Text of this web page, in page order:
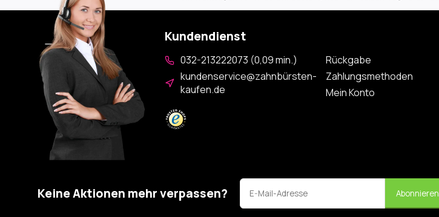
Kundendienst
032-213222073 (0,09 min.)
kundenservice@zahnbürsten-
kaufen.de
Rückgabe
Zahlungsmethoden
Mein Konto
Keine Aktionen mehr verpassen? Abonnieren